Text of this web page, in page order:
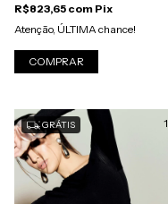
R$823,65 com Pix
Atenção, ÚLTIMA chance!
COMPRAR
1
GRÁTIS